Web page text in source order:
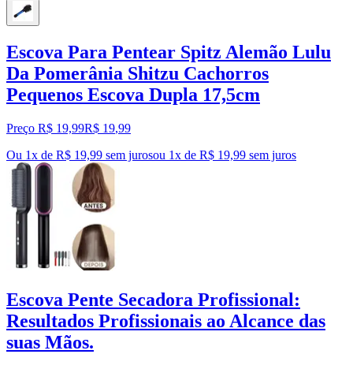
Escova Para Pentear Spitz Alemão Lulu
Da Pomerânia Shitzu Cachorros
Pequenos Escova Dupla 17,5cm
Preço R$ 19,99R$ 19,99
Ou 1x de R$ 19,99 sem jurosou 1x de R$ 19,99 sem juros
Escova Pente Secadora Profissional:
Resultados Profissionais ao Alcance das
suas Mãos.